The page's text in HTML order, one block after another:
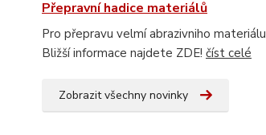
Přepravní hadice materiálů
Pro přepravu velmí abrazivniho materiálu
Bližší informace najdete ZDE! číst celé
Zobrazit všechny novinky